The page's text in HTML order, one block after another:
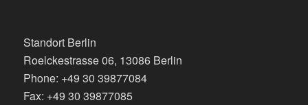
Standort Berlin
Roelckestrasse 06, 13086 Berlin
Phone: +49 30 39877084
Fax: +49 30 39877085